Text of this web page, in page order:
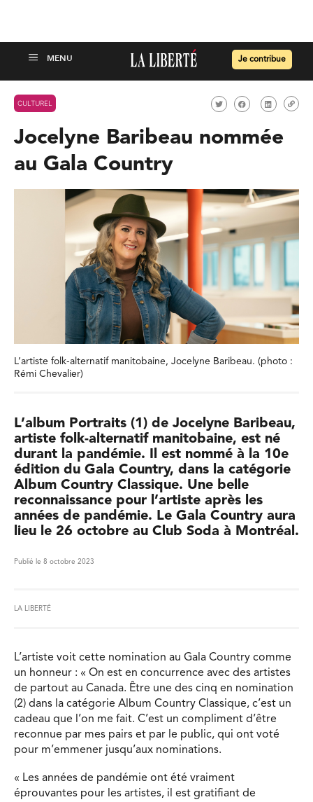
Je contribue
CULTUREL
Jocelyne Baribeau nommée
au Gala Country
L’artiste folk-alternatif manitobaine, Jocelyne Baribeau. (photo :
Rémi Chevalier)
L’album Portraits (1) de Jocelyne Baribeau,
artiste folk-alternatif manitobaine, est né
durant la pandémie. Il est nommé à la 10e
édition du Gala Country, dans la catégorie
Album Country Classique. Une belle
reconnaissance pour l’artiste après les
années de pandémie. Le Gala Country aura
lieu le 26 octobre au Club Soda à Montréal.
Publié le 8 octobre 2023
LA LIBERTÉ
L’artiste voit cette nomination au Gala Country comme
un honneur : « On est en concurrence avec des artistes
de partout au Canada. Être une des cinq en nomination
(2) dans la catégorie Album Country Classique, c’est un
cadeau que l’on me fait. C’est un compliment d’être
reconnue par mes pairs et par le public, qui ont voté
pour m’emmener jusqu’aux nominations.
« Les années de pandémie ont été vraiment
éprouvantes pour les artistes, il est gratifiant de